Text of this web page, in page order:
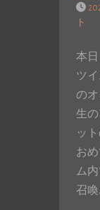
ト
本
ツ
の
生
ッ
お
ム
召喚